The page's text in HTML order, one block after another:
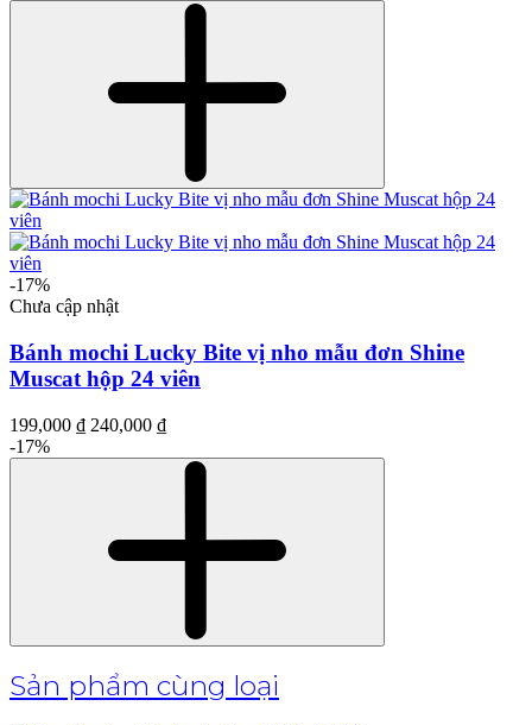
-17%
Chưa cập nhật
Bánh mochi Lucky Bite vị nho mẫu đơn Shine
Muscat hộp 24 viên
199,000 ₫ 240,000 ₫
-17%
Sản phẩm cùng loại